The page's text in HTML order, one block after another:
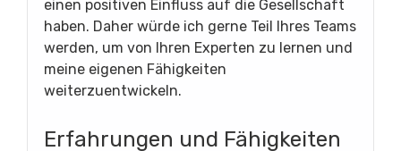
einen positiven Einfluss auf die Gesellschaft
haben. Daher würde ich gerne Teil Ihres Teams
werden, um von Ihren Experten zu lernen und
meine eigenen Fähigkeiten
weiterzuentwickeln.
Erfahrungen und Fähigkeiten